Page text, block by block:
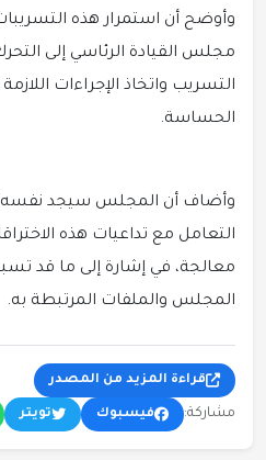
وأوضح أن استمرار هذه التسريبات
مجلس القيادة الرئاسي إلى
التسريب واتخاذ الإجراءات
الحساسة.
وأضاف أن المجلس سيجد نفسه
التعامل مع تداعيات هذه
معالجة، في إشارة إلى ما قد
المجلس والملفات المرتبطة به.
قراءة المزيد من المصدر
مشاركة: فيسبوك تويتر